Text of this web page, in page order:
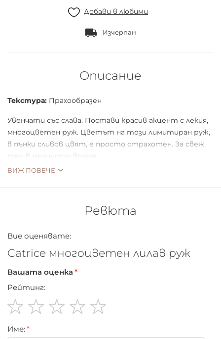
Добави в любими
Изчерпан
Описание
Текстура: Прахообразен
Увенчати със слава. Постави красив акцент с лекия,
многоцветен руж. Цветът на този лимитиран руж,
в пънки сливов цвят, е просто страхотен. За свеж
тен в мрачното време.
ВИЖ ПОВЕЧЕ
Ревюта
Вие оценявате:
Catrice многоцветен лилав руж
Вашата оценка
Рейтинг:
star
stars
stars
stars
stars
Име: